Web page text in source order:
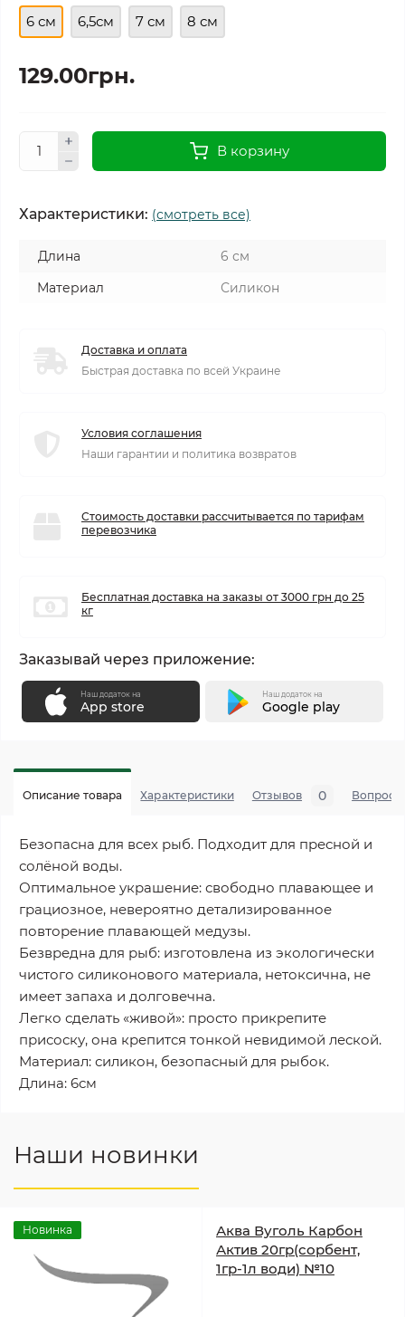
6 см
6,5см 7 см 8 см
129.00грн.
В корзину
Характеристики: (смотреть все)
Длина
6 см
Материал
Силикон
Доставка и оплата
Быстрая доставка по всей Украине
Условия соглашения
Наши гарантии и политика возвратов
Стоимость доставки рассчитывается по тарифам
перевозчика
Бесплатная доставка на заказы от 3000 грн до 25
кг
Заказывай через приложение:
Наш додаток на
App store
Наш додаток на
Google play
Описание товара Характеристики Отзывов 0 Вопросы
Безопасна для всех рыб. Подходит для пресной и
солёной воды.
Оптимальное украшение: свободно плавающее и
грациозное, невероятно детализированное
повторение плавающей медузы.
Безвредна для рыб: изготовлена из экологически
чистого силиконового материала, нетоксична, не
имеет запаха и долговечна.
Легко сделать «живой»: просто прикрепите
присоску, она крепится тонкой невидимой леской.
Материал: силикон, безопасный для рыбок.
Длина: 6см
Наши новинки
Новинка
Аква Вуголь Карбон
Актив 20гр(сорбент,
1гр-1л води) №10